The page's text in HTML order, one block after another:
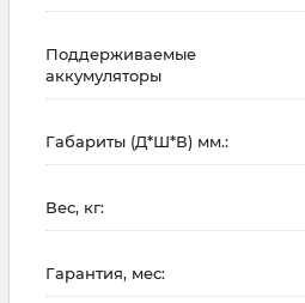
Поддерживаемые
аккумуляторы
Габариты (Д*Ш*В) мм.:
Вес, кг:
Гарантия, мес: